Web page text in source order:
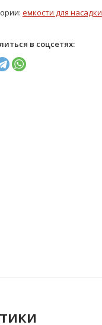
емкости для насадки
в соцсетях: